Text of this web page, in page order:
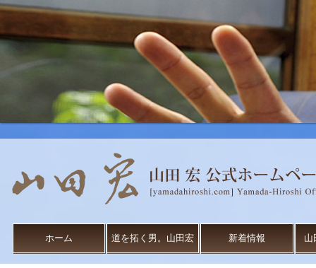
ホーム 道を拓く男。山田宏 新着情報 山